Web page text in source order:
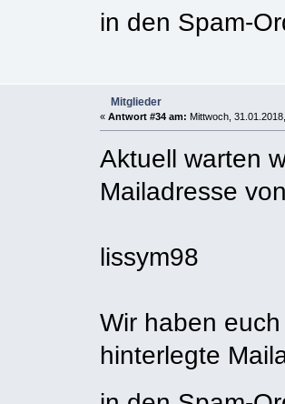
in den Spam-
Mitglieder
«Antwort #34 am: Mittwoch,
Aktuell warten
Mailadresse
lissym98
Wir haben
hinterlegte